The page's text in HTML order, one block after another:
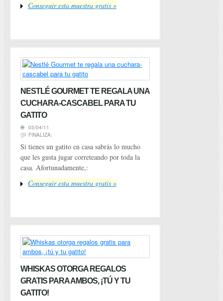
Conseguir esta muestra gratis »
NESTLÉ GOURMET TE REGALA UNA
CUCHARA-CASCABEL PARA TU
GATITO
03/04/11
FINALIZA:
Si tienes un gatito en casa sabrás lo mucho
que les gusta jugar correteando por toda la
casa. Afortunadamente,:
Conseguir esta muestra gratis »
WHISKAS OTORGA REGALOS
GRATIS PARA AMBOS, ¡TÚ Y TU
GATITO!